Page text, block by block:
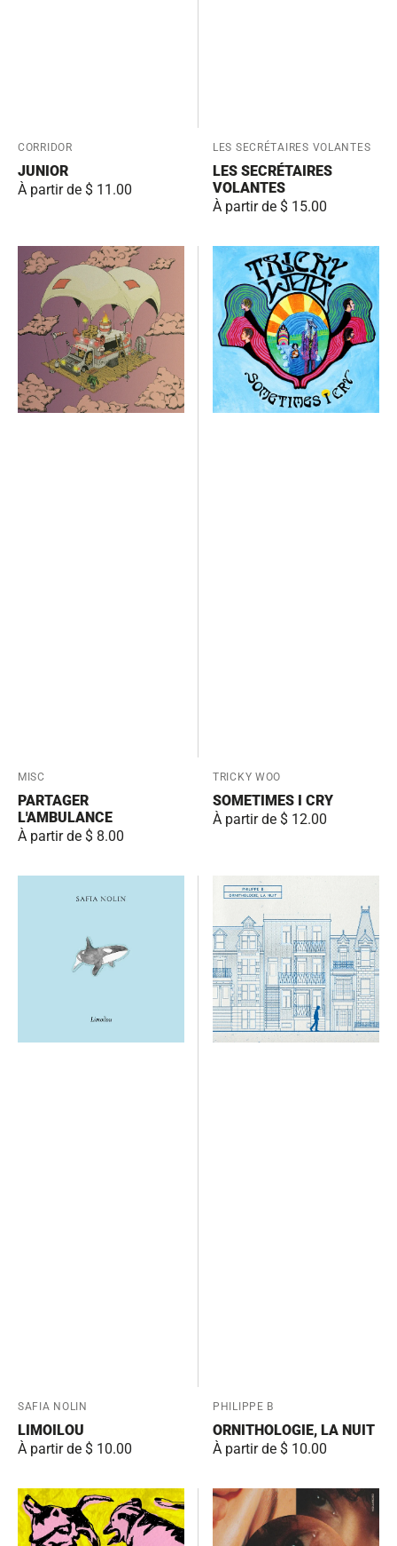
Fournisseur:
CORRIDOR
JUNIOR
Prix
À partir de $ 11.00
Fournisseur:
LES SECRÉTAIRES VOLANTES
LES SECRÉTAIRES
VOLANTES
Prix
habituel
À partir de $ 15.00
Partager
l'ambulance
Fournisseur:
MISC
PARTAGER
L'AMBULANCE
Prix
habituel
À partir de $ 8.00
Sometimes
I
Cry
Fournisseur:
TRICKY WOO
SOMETIMES I CRY
Prix
À partir de $ 12.00
Fournisseur:
SAFIA NOLIN
LIMOILOU
Prix
habituel
À partir de $ 10.00
Ornithologie,
nuit
Fournisseur:
PHILIPPE B
ORNITHOLOGIE, LA NUIT
Prix
habituel
À partir de $ 10.00
Pink
Dogs
on
Deception
Bay